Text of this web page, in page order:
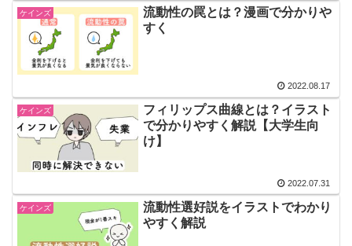
ケインズ
流動性の罠とは？漫画で分かりや
すく
2022.08.17
ケインズ
フィリップス曲線とは？イラスト
で分かりやすく解説【大学生向
け】
2022.07.31
ケインズ
流動性選好説をイラストでわかり
やすく解説